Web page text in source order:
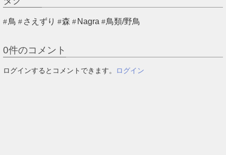
鳥 さえずり 森 Nagra 鳥類/野鳥
0件のコメント
ログインするとコメントできます。 ログイン